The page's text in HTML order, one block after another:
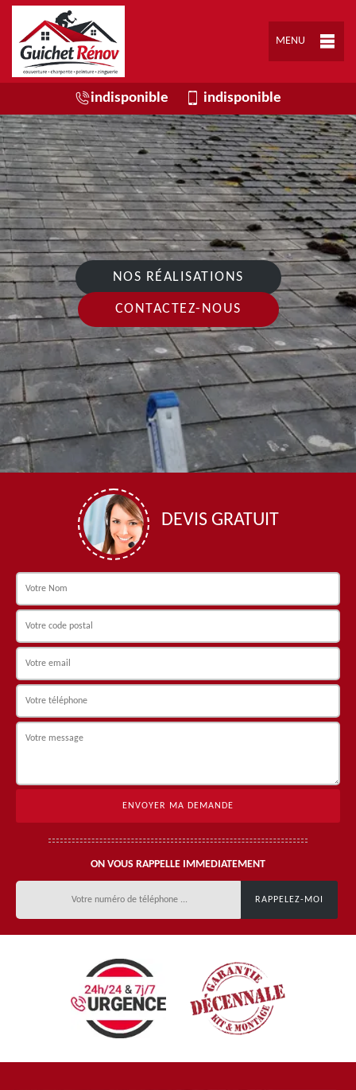
MENU
indisponible indisponible
NOS RÉALISATIONS
CONTACTEZ-NOUS
DEVIS GRATUIT
ON VOUS RAPPELLE IMMEDIATEMENT